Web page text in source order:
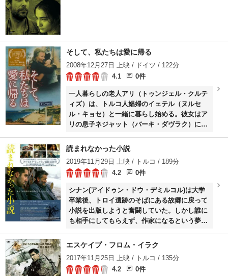
そして、私たちは愛に帰る
2008年12月27日 上映 / ドイツ / 122分
4.1
0件
一人暮らしの老人アリ（トゥンジェル・クルテ
ィズ）は、トルコ人娼婦のイェテル（ヌルセ
ル・キョセ）と一緒に暮らし始める。彼女はア
リの息子ネジャット（バーキ・ダヴラク）に、
とを話すが、ある日アリとの口論から死んでし
まう。トルコへ渡ったネジャットは、イェテル
の娘（ヌルギュル・イェシルチャイ）を捜すこ
とにする。
読まれなかった小説
2019年11月29日 上映 / トルコ / 189分
4.2
0件
シナン(アイドゥン・ドウ・デミルコル)は大学
卒業後、トロイ遺跡のそばにある故郷に戻って
小説を出版しようと奮闘していた。しかし誰に
も相手にしてもらえず、作家になるという夢は
の教師である父イドリス(ムラト・ジェムジル)
業に就くことに抵抗を感じながらも、教員試験
を受ける。
エスケイプ・フロム・イラク
2017年11月25日 上映 / トルコ / 135分
4.2
0件